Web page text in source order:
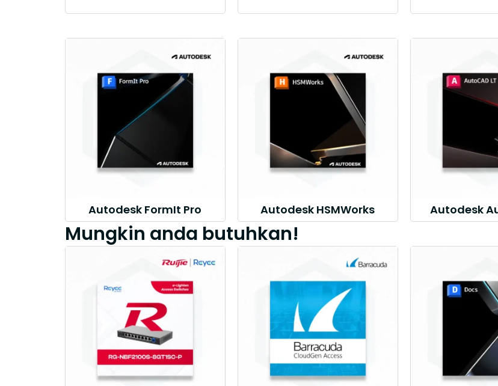
Autodesk FormIt Pro Autodesk HSMWorks Autodesk
Mungkin anda butuhkan!